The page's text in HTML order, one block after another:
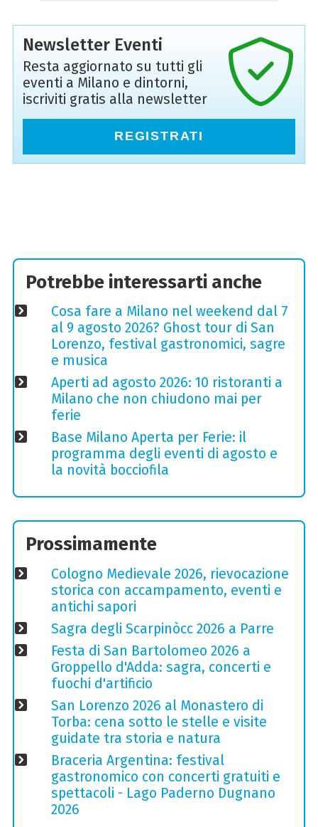
Newsletter Eventi
Resta aggiornato su tutti gli
eventi a Milano e dintorni,
iscriviti gratis alla newsletter
REGISTRATI
Potrebbe interessarti anche
Cosa fare a Milano nel weekend dal 7
al 9 agosto 2026? Ghost tour di San
Lorenzo, festival gastronomici, sagre
e musica
Aperti ad agosto 2026: 10 ristoranti a
Milano che non chiudono mai per
ferie
Base Milano Aperta per Ferie: il
programma degli eventi di agosto e
la novità bocciofila
Prossimamente
Cologno Medievale 2026, rievocazione
storica con accampamento, eventi e
antichi sapori
Sagra degli Scarpinòcc 2026 a Parre
Festa di San Bartolomeo 2026 a
Groppello d'Adda: sagra, concerti e
fuochi d'artificio
San Lorenzo 2026 al Monastero di
Torba: cena sotto le stelle e visite
guidate tra storia e natura
Braceria Argentina: festival
gastronomico con concerti gratuiti e
spettacoli - Lago Paderno Dugnano
2026